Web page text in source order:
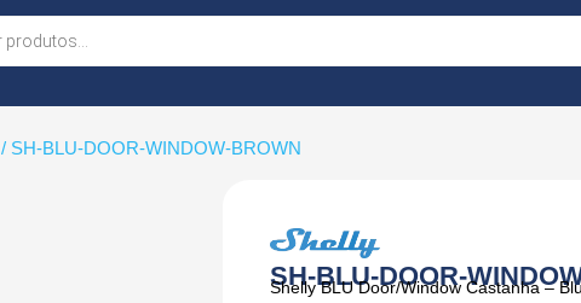
/ SH-BLU-DOOR-WINDOW-BROWN
SH-BLU-DOOR-
Shelly BLU Door/Window Castanha –